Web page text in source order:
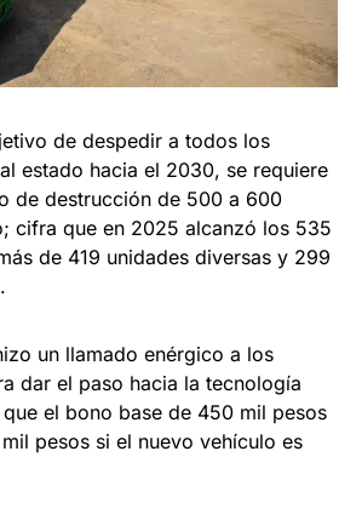
de despedir a todos los
estado hacia el 2030, se requiere
de destrucción de 500 a 600
cifra que en 2025 alcanzó los 535
de 419 unidades diversas y 299
un llamado enérgico a los
dar el paso hacia la tecnología
el bono base de 450 mil pesos
pesos si el nuevo vehículo es